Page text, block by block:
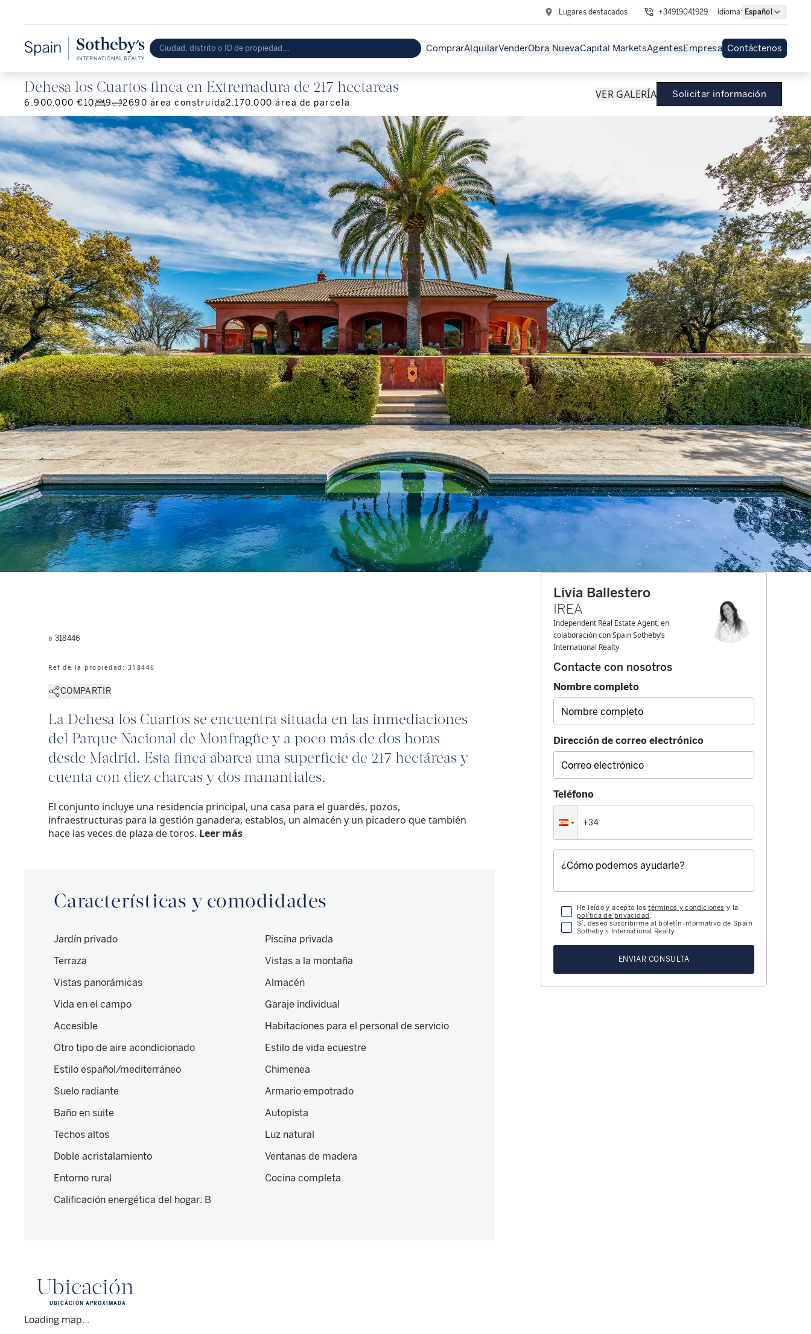
Lugares destacados +34919041929 Idioma: Español
ComprarAlquilarVenderObra NuevaCapital MarketsAgentesEmpresa Contáctenos
Dehesa los Cuartos finca en Extremadura de 217 hectareas
6.900.000 €10 9 2690 área construida2.170.000 área de parcela
VER GALERÍA Solicitar información
» 318446
Ref de la propiedad: 318446
COMPARTIR
La Dehesa los Cuartos se encuentra situada en las inmediaciones
del Parque Nacional de Monfragüe y a poco más de dos horas
desde Madrid. Esta finca abarca una superficie de 217 hectáreas y
cuenta con diez charcas y dos manantiales.
El conjunto incluye una residencia principal, una casa para el guardés, pozos,
infraestructuras para la gestión ganadera, establos, un almacén y un picadero que también
hace las veces de plaza de toros. Leer más
Características y comodidades
Jardín privado
Piscina privada
Terraza
Vistas a la montaña
Vistas panorámicas
Almacén
Vida en el campo
Garaje individual
Accesible
Habitaciones para el personal de servicio
Otro tipo de aire acondicionado
Estilo de vida ecuestre
Estilo español/mediterráneo
Chimenea
Suelo radiante
Armario empotrado
Baño en suite
Autopista
Techos altos
Luz natural
Doble acristalamiento
Ventanas de madera
Entorno rural
Cocina completa
Calificación energética del hogar: B
Ubicación
Loading map...
UBICACIÓN APROXIMADA
Livia Ballestero
IREA
Independent Real Estate Agent, en
colaboración con Spain Sotheby’s
International Realty
Contacte con nosotros
Nombre completo
Dirección de correo electrónico
Teléfono
He leído y acepto lostérminos y condiciones y la
política de privacidad .
Sí, deseo suscribirme al boletín informativo de Spain
Sotheby’s International Realty.
ENVIAR CONSULTA